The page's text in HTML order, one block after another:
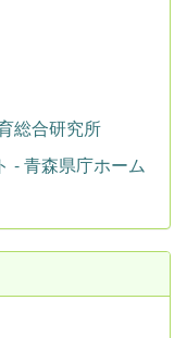
総合研究所
- 青森県庁ホーム